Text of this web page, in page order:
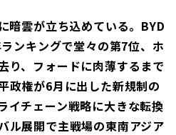
暗雲が立ち込めている。BYD
ンキングで堂々の第7位、ホ
り、フォードに肉薄するまで
政権が6月に出した新規制の
イチェーン戦略に大きな転換
ル展開で主戦場の東南アジア